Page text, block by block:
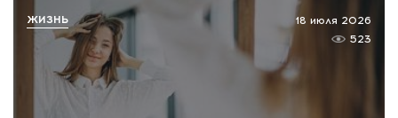
18 июля 2026
523
ЖИЗНЬ